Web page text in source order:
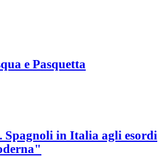
e Pasquetta
Spagnoli in Italia agli esordi